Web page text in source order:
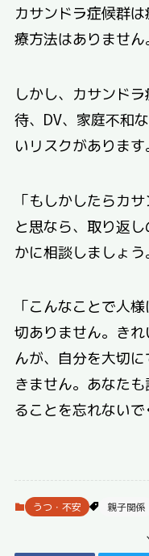
カサンドラ症候群
療方法はありません
しかし、カサンド
待、DV、家庭不和
いリスクがあります
「もしかしたらカ
と思なら、取り返
かに相談しましょう
「こんなことで人
切ありません。き
んが、自分を大切
きません。あなた
ることを忘れないで
うつ・不安 親子関係